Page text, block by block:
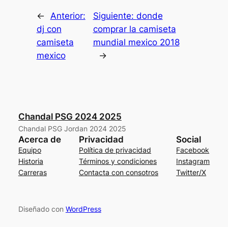
←
Anterior:
dj con
camiseta
mexico
Siguiente: donde
comprar la camiseta
mundial mexico 2018
→
Chandal PSG 2024 2025
Chandal PSG Jordan 2024 2025
Acerca de
Equipo
Historia
Carreras
Privacidad
Política de privacidad
Términos y condiciones
Contacta con consotros
Social
Facebook
Instagram
Twitter/X
Diseñado con WordPress